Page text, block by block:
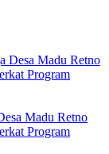
Madu Retno
Program